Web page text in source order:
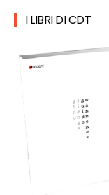
I LIBRI DI CDT